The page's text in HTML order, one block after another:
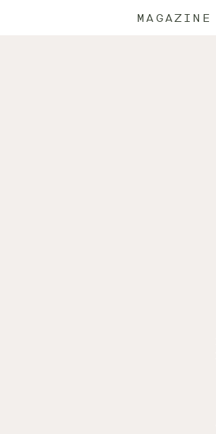
MAGAZINE